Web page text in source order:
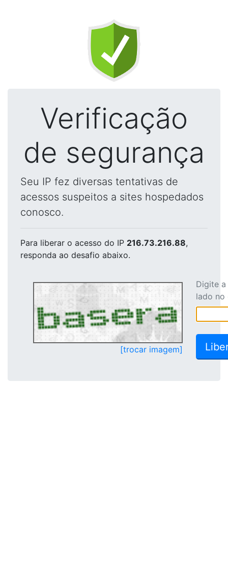
Verificação
de segurança
Seu IP fez diversas tentativas de
acessos suspeitos a sites hospedados
conosco.
Para liberar o acesso do IP 216.73.216.88,
responda ao desafio abaixo.
[trocar imagem]
Digite
lado no